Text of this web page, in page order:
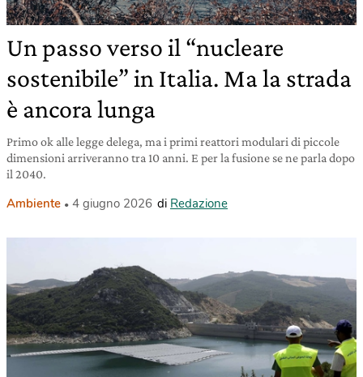
Un passo verso il “nucleare
sostenibile” in Italia. Ma la strada
è ancora lunga
Primo ok alle legge delega, ma i primi reattori modulari di piccole
dimensioni arriveranno tra 10 anni. E per la fusione se ne parla dopo
il 2040.
Ambiente 4 giugno 2026 di Redazione